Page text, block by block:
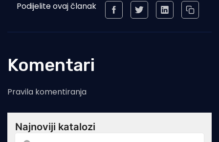
Podijelite ovaj članak
Komentari
Pravila komentiranja